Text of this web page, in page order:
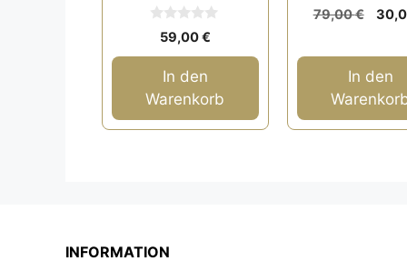
o
59,00€
In den
Warenkorb
0
v
5
79,00€
In den
INFORMATION